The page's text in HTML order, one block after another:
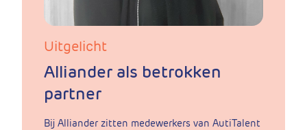
Uitgelicht
Alliander als betrokken
partner
Bij Alliander zitten medewerkers van AutiTalent